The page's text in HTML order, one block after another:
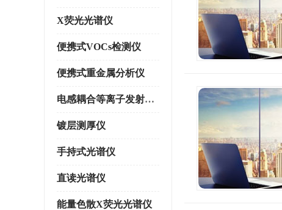
X荧光光谱仪
便携式VOCs检测仪
便携式重金属分析仪
电感耦合等离子发射光谱仪
镀层测厚仪
手持式光谱仪
直读光谱仪
能量色散X荧光光谱仪